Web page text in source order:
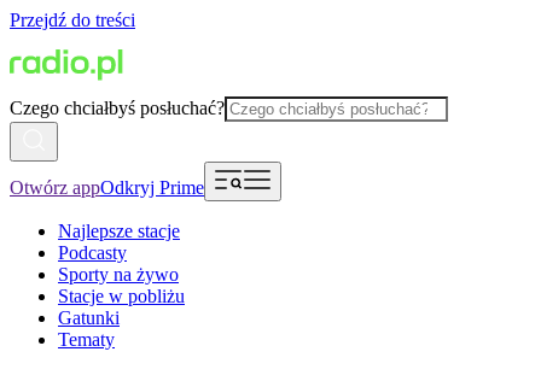
Przejdź do treści
Czego chciałbyś posłuchać?
Otwórz appOdkryj Prime
Najlepsze stacje
Podcasty
Sporty na żywo
Stacje w pobliżu
Gatunki
Tematy